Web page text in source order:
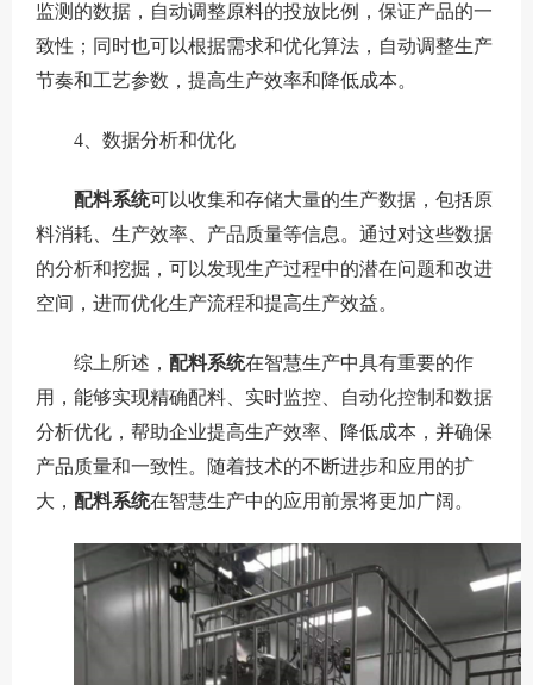
监测的数据，自动调整原料的投放比例，保证产品的一
致性；同时也可以根据需求和优化算法，自动调整生产
节奏和工艺参数，提高生产效率和降低成本。
4、数据分析和优化
配料系统可以收集和存储大量的生产数据，包括原
料消耗、生产效率、产品质量等信息。通过对这些数据
的分析和挖掘，可以发现生产过程中的潜在问题和改进
空间，进而优化生产流程和提高生产效益。
综上所述， 配料系统在智慧生产中具有重要的作
用，能够实现精确配料、实时监控、自动化控制和数据
分析优化，帮助企业提高生产效率、降低成本，并确保
产品质量和一致性。随着技术的不断进步和应用的扩
大， 配料系统在智慧生产中的应用前景将更加广阔。